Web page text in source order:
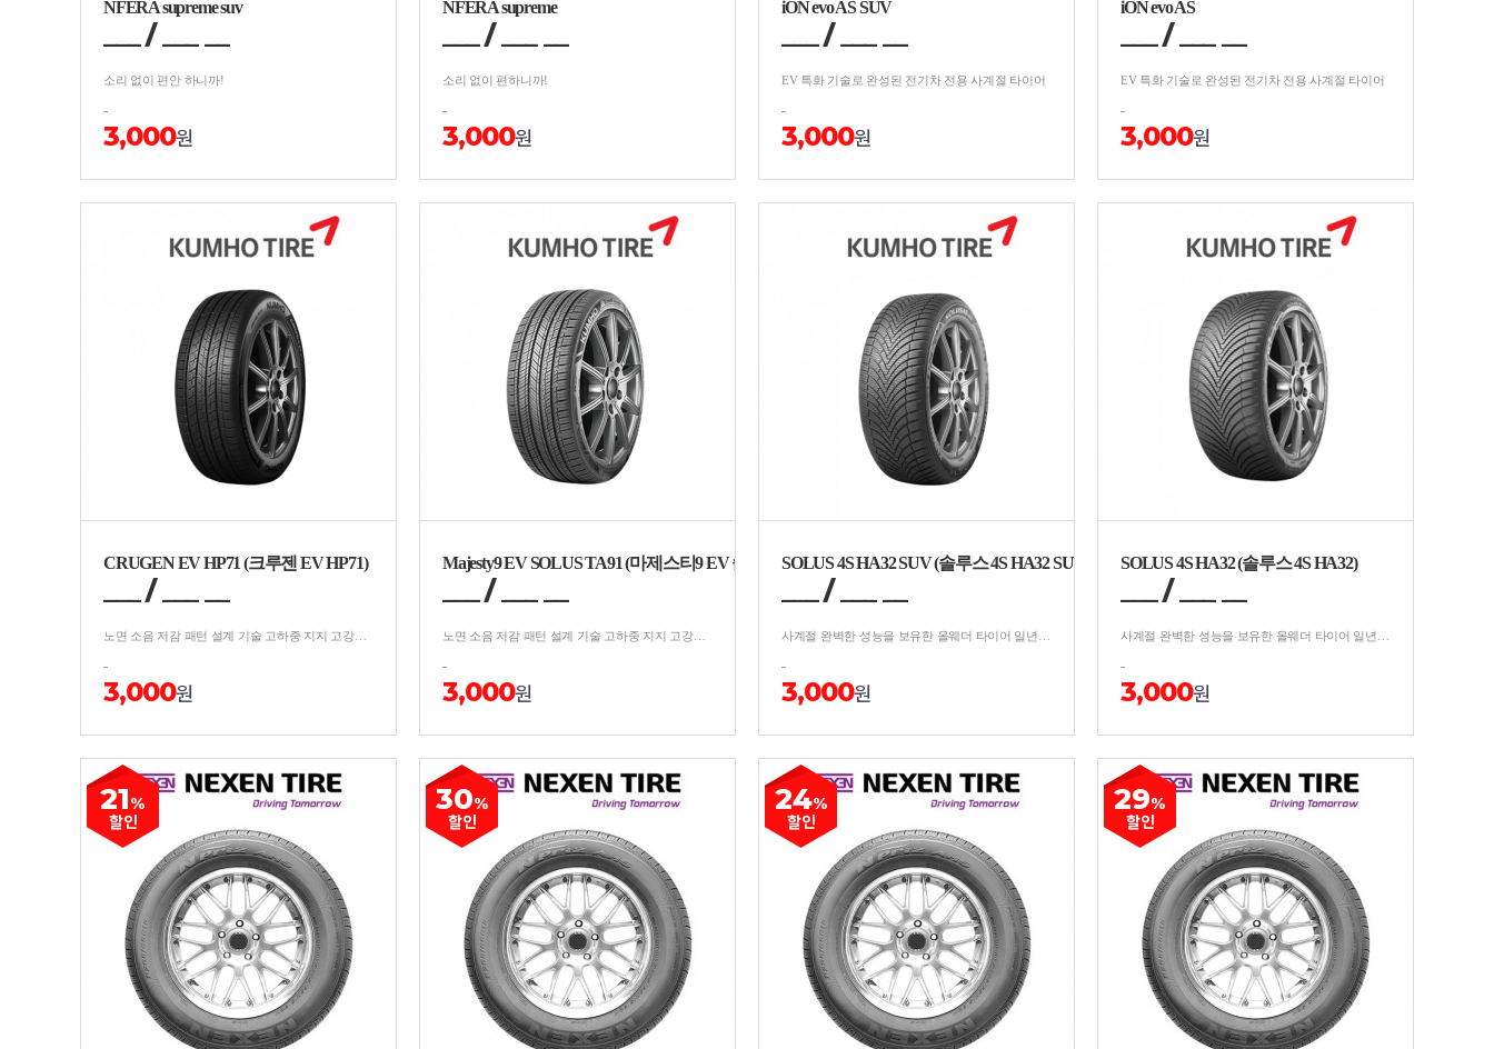
NFERA supreme suv
___/___ __
소리 없이 편안 하니까!
3,000원
NFERA supreme
___/___ __
소리 없이 편하니까!
3,000원
iON evo AS SUV
___/___ __
EV 특화 기술로 완성된 전기차 전용 사계절 타이어
3,000원
iON evo AS
___/___ __
EV 특화 기술로 완성된 전기차 전용 사계절 타이어
3,000원
CRUGEN EV HP71 (크루젠 EV HP71)
___/___ __
노면 소음 저감 패턴 설계 기술 고하중 지지 고강도 설계 및 주행 안정성 가속 초기 高토크 감안한 접지력 마모 최적화 국내/수입 고급 전기차 세단 및 SUV용 동시 출시
3,000원
Majesty9 EV SOLUS TA91 (마제스티9 EV 솔루스 TA91)
___/___ __
노면 소음 저감 패턴 설계 기술 고하중 지지 고강도 설계 및 주행 안정성 가속 초기 高토크 감안한 접지력 마모 최적화 국내/수입 고급 전기차 세단 및 SUV용 동시 출시
3,000원
SOLUS 4S HA32 SUV (솔루스 4S HA32 SUV)
___/___ __
3,000원
SOLUS 4S HA32 (솔루스 4S HA32)
___/___ __
3,000원
21%
할인
30%
할인
24%
할인
29%
할인